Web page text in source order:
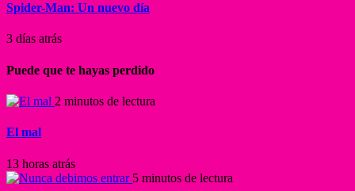
Spider-Man: Un nuevo día
3 días atrás
Puede que te hayas perdido
2 minutos de lectura
El mal
13 horas atrás
5 minutos de lectura